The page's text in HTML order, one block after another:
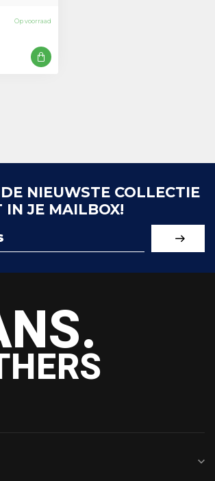
Op voorraad
NIEUWSTE COLLECTIE
IN JE MAILBOX!